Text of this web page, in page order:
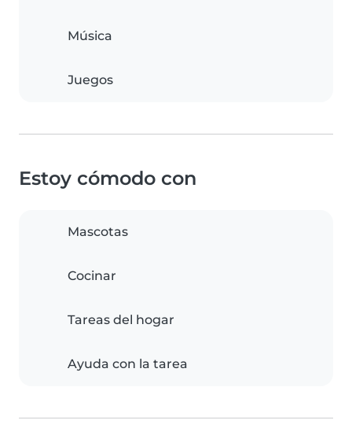
Música
Juegos
Estoy cómodo con
Mascotas
Cocinar
Tareas del hogar
Ayuda con la tarea